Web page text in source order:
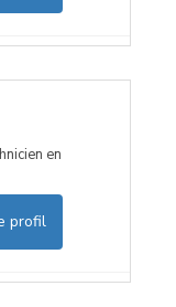
en
profil